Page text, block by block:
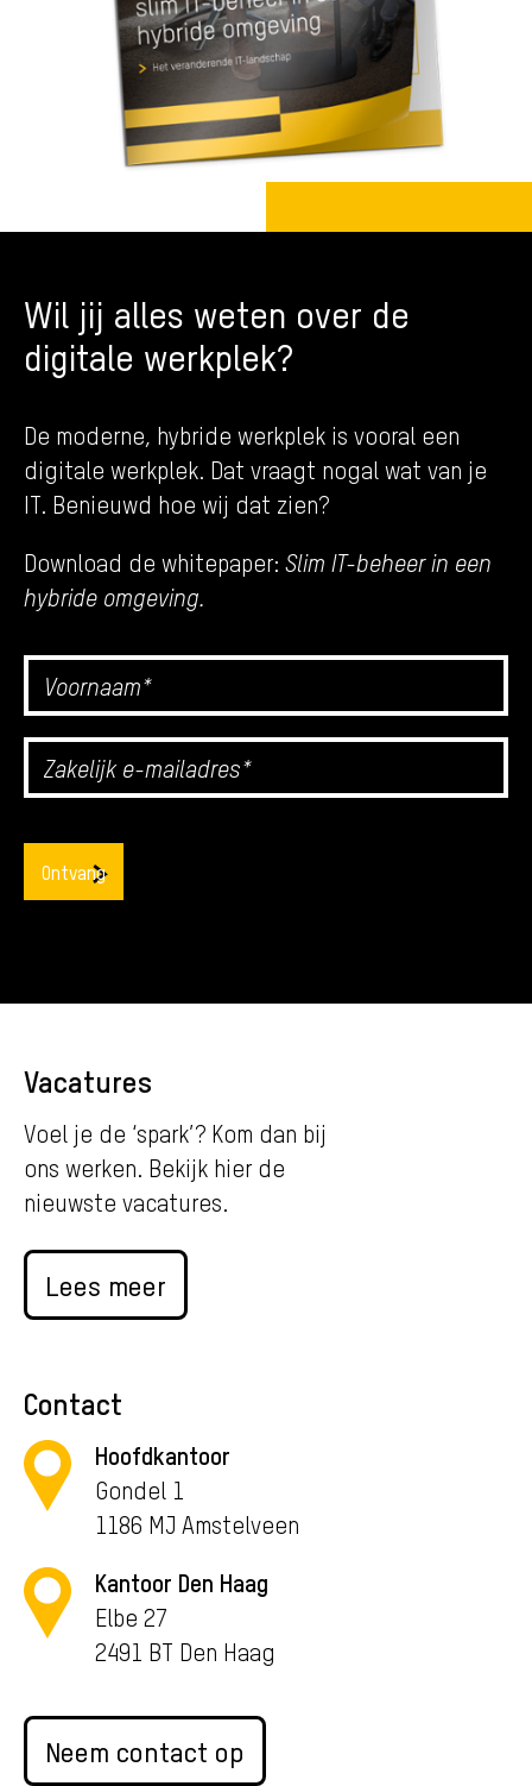
Wil jij alles weten over de
digitale werkplek?
De moderne, hybride werkplek is vooral een
digitale werkplek. Dat vraagt nogal wat van je
IT. Benieuwd hoe wij dat zien?
Download de whitepaper: Slim IT-beheer in een
hybride omgeving.
Vacatures
Voel je de ‘spark’? Kom dan bij
ons werken. Bekijk hier de
nieuwste vacatures.
Lees meer
Contact
Hoofdkantoor
Gondel 1
1186 MJ Amstelveen
Kantoor Den Haag
Elbe 27
2491 BT Den Haag
Neem contact op